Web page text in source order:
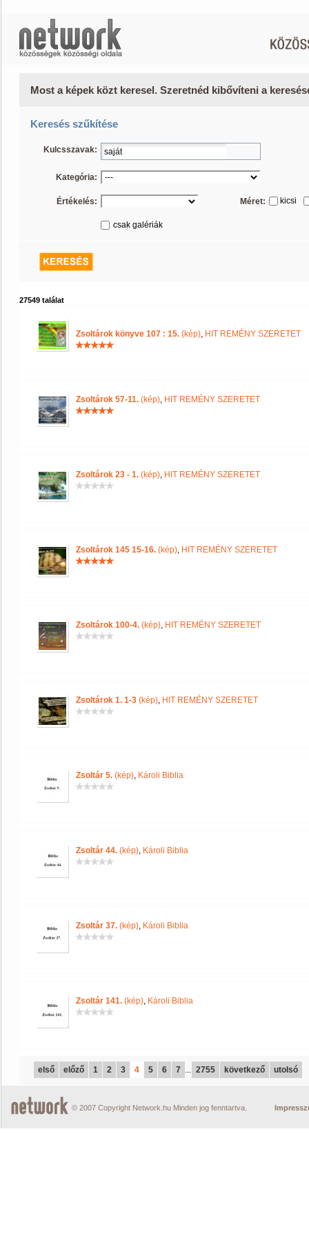
Most a képek közt keresel. Szeretnéd kibővíteni a
Keresés szűkítése
Kulcsszavak:
Kategória:
Értékelés: Méret: kicsi
csak galériák
27549 találat
Zsoltárok könyve 107 : 15. (kép), HIT REMÉNY SZERETET
Zsoltárok 57-11. (kép), HIT REMÉNY SZERETET
Zsoltárok 23 - 1. (kép), HIT REMÉNY SZERETET
Zsoltárok 145 15-16. (kép), HIT REMÉNY SZERETET
Zsoltárok 100-4. (kép), HIT REMÉNY SZERETET
Zsoltárok 1. 1-3 (kép), HIT REMÉNY SZERETET
Zsoltár 5. (kép), Károli Biblia
Zsoltár 44. (kép), Károli Biblia
Zsoltár 37. (kép), Károli Biblia
Zsoltár 141. (kép), Károli Biblia
első előző 1 2 3 4 5 6 7 ... 2755 következő utolsó
© 2007 Copyright Network.hu Minden jog fenntartva.